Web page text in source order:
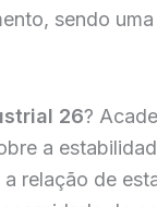
sendo
26?
a
relação de